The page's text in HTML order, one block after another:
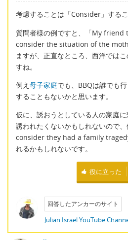
考慮することは「Consider」するこ
質問者様の例ですと、「My
consider the situation of the
ますが、正直なところ、西洋では
すね。
例え 母子家庭でも、BBQは誰でも
することもないかと思います。
仮に、誘おうとしている人の家庭
誘われたくないかもしれないので
consider they had a family
れるかもしれないです。
役に立った
回答したアンカーのサイト
Julian Israel YouTube